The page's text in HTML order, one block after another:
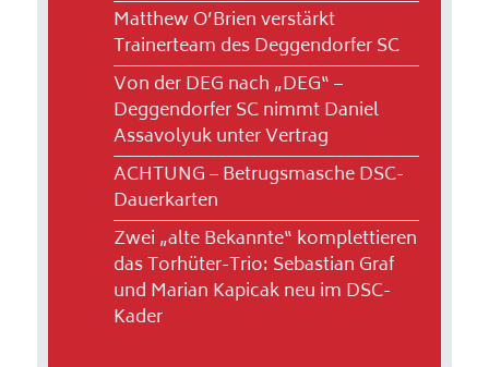
Matthew O’Brien verstärkt
Trainerteam des Deggendorfer SC
Von der DEG nach „DEG“ –
Deggendorfer SC nimmt Daniel
Assavolyuk unter Vertrag
ACHTUNG – Betrugsmasche DSC-
Dauerkarten
Zwei „alte Bekannte“ komplettieren
das Torhüter-Trio: Sebastian Graf
und Marian Kapicak neu im DSC-
Kader